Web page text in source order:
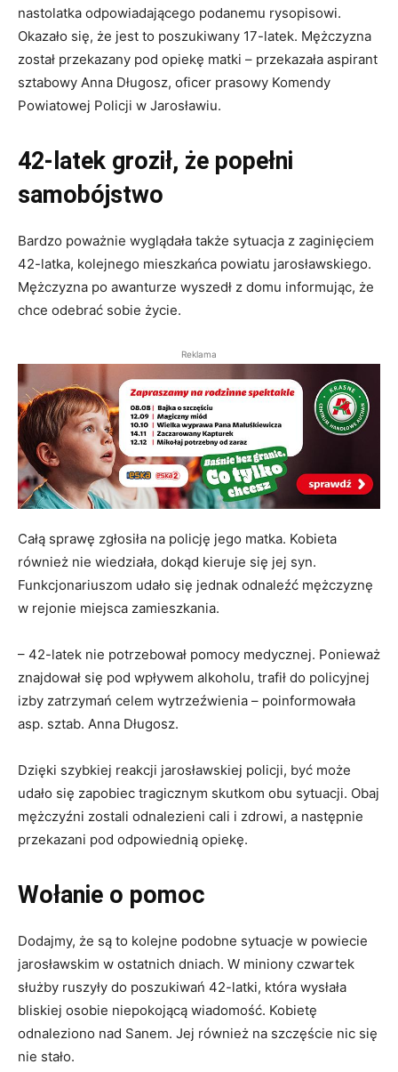
nastolatka odpowiadającego podanemu rysopisowi.
Okazało się, że jest to poszukiwany 17-latek. Mężczyzna
został przekazany pod opiekę matki – przekazała aspirant
sztabowy Anna Długosz, oficer prasowy Komendy
Powiatowej Policji w Jarosławiu.
42-latek groził, że popełni
samobójstwo
Bardzo poważnie wyglądała także sytuacja z zaginięciem
42-latka, kolejnego mieszkańca powiatu jarosławskiego.
Mężczyzna po awanturze wyszedł z domu informując, że
chce odebrać sobie życie.
Reklama
Całą sprawę zgłosiła na policję jego matka. Kobieta
również nie wiedziała, dokąd kieruje się jej syn.
Funkcjonariuszom udało się jednak odnaleźć mężczyznę
w rejonie miejsca zamieszkania.
– 42-latek nie potrzebował pomocy medycznej. Ponieważ
znajdował się pod wpływem alkoholu, trafił do policyjnej
izby zatrzymań celem wytrzeźwienia – poinformowała
asp. sztab. Anna Długosz.
Dzięki szybkiej reakcji jarosławskiej policji, być może
udało się zapobiec tragicznym skutkom obu sytuacji. Obaj
mężczyźni zostali odnalezieni cali i zdrowi, a następnie
przekazani pod odpowiednią opiekę.
Wołanie o pomoc
Dodajmy, że są to kolejne podobne sytuacje w powiecie
jarosławskim w ostatnich dniach. W miniony czwartek
służby ruszyły do poszukiwań 42-latki, która wysłała
bliskiej osobie niepokojącą wiadomość. Kobietę
odnaleziono nad Sanem. Jej również na szczęście nic się
nie stało.